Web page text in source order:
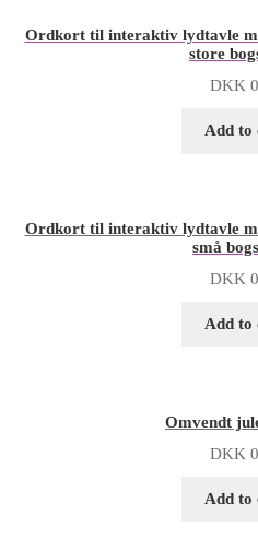
Ordkort til interaktiv lydtavle
store
DKK
Add to
Ordkort til interaktiv lydtavle
små
DKK
Add to
Omvendt
DKK
Add to